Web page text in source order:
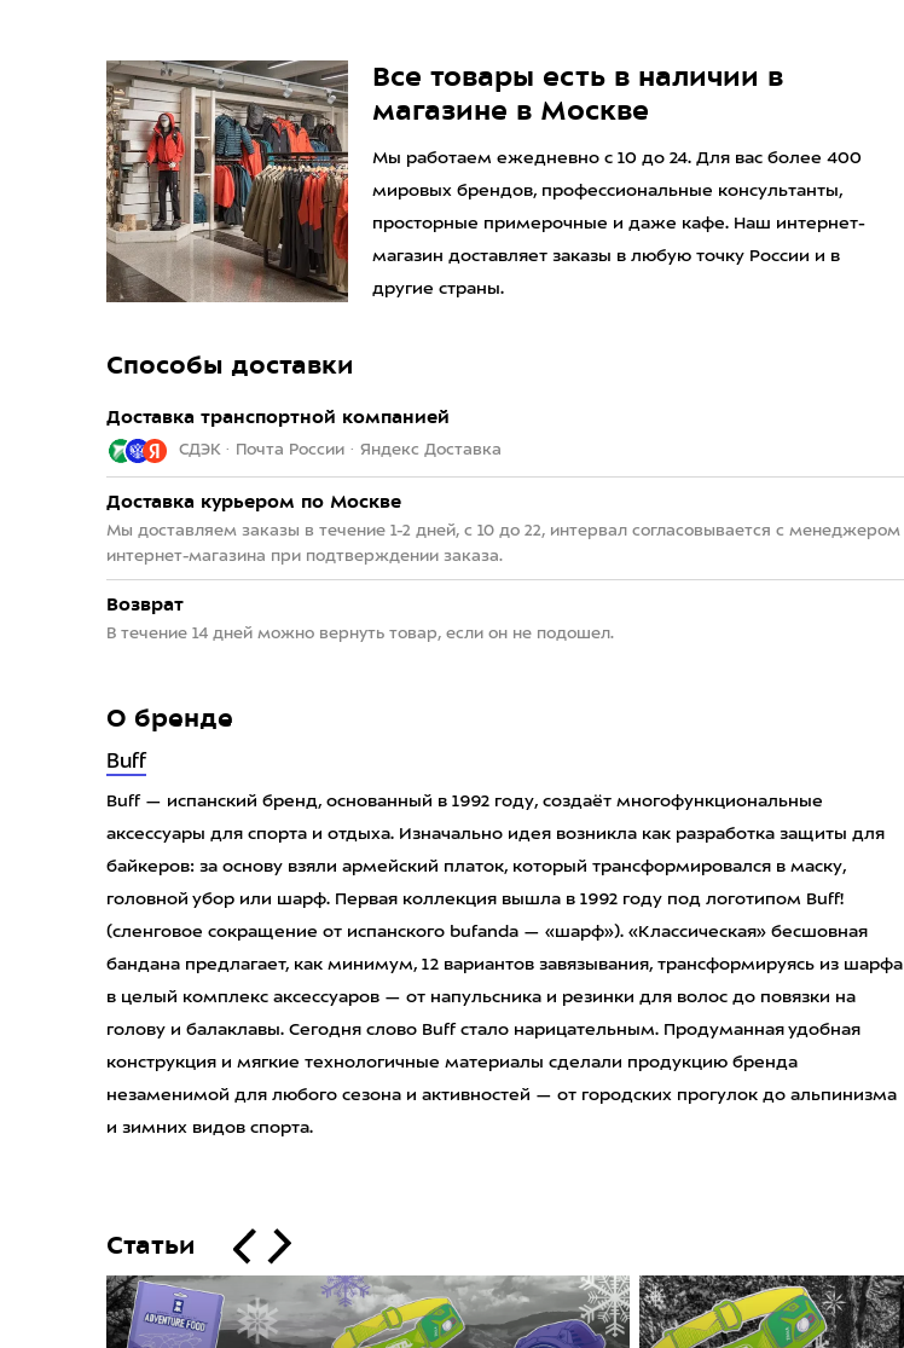
Все товары есть в наличии в
магазине в Москве
Мы работаем ежедневно с 10 до 24. Для вас более 400
мировых брендов, профессиональные консультанты,
просторные примерочные и даже кафе. Наш интернет-
магазин доставляет заказы в любую точку России и в
другие страны.
Способы доставки
Доставка транспортной компанией
СДЭК · Почта России · Яндекс Доставка
Доставка курьером по Москве
Мы доставляем заказы в течение 1-2 дней, с 10 до 22, интервал согласовывается с менеджером
интернет-магазина при подтверждении заказа.
Возврат
В течение 14 дней можно вернуть товар, если он не подошел.
О бренде
Buff
Buff — испанский бренд, основанный в 1992 году, создаёт многофункциональные
аксессуары для спорта и отдыха. Изначально идея возникла как разработка защиты для
байкеров: за основу взяли армейский платок, который трансформировался в маску,
головной убор или шарф. Первая коллекция вышла в 1992 году под логотипом Buff!
(сленговое сокращение от испанского bufanda — «шарф»). «Классическая» бесшовная
бандана предлагает, как минимум, 12 вариантов завязывания, трансформируясь из шарфа
в целый комплекс аксессуаров — от напульсника и резинки для волос до повязки на
голову и балаклавы. Сегодня слово Buff стало нарицательным. Продуманная удобная
конструкция и мягкие технологичные материалы сделали продукцию бренда
незаменимой для любого сезона и активностей — от городских прогулок до альпинизма
и зимних видов спорта.
Статьи